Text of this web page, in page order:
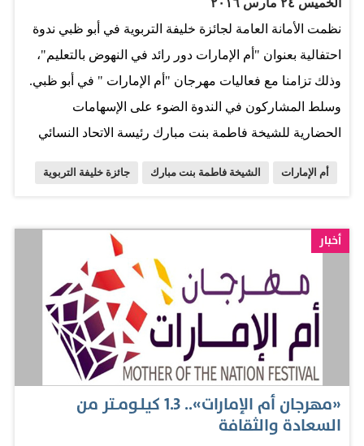
والأطفال»، والتي انطلقت في أبوظبي أمس. واستقطب
الاجتماع الذي يقام على مدى يومين ويستضيفه المجلس
الأعلى للأمومة والطفولة وترأسه سمو الأميرة سارة زيد
رئيس «حركة كل امرأة وكل طفل في كل مكان»، مشاركة
70 ممثلاً من 32 مؤسسة ومنظمة محلية وعالمية.…
الخميس ٢٤ مارس ٢٠١٦
نظمت الأمانة العامة لجائزة خليفة التربوية في أبو ظبي ندوة
احتفالية بعنوان "أم الإمارات دور رائد في النهوض بالتعليم"،
وذلك تزامنا مع فعاليات مهرجان "أم الإمارات " في أبو ظبي.
وسلط المشاركون في الندوة الضوء على الإسهامات
الحضارية للشيخة فاطمة بنت مبارك رئيسة الاتحاد النسائي
أبواب التعليم والعمل ورعاية أسرتها وبناء الأجيال. ودعا
المشاركون في الندوة المؤسسات التعليمية وكذلك مؤسسات
التنشئة الاجتماعية والأسر وكل الفعاليات المجتمعية لترسيخ
هذا الدور لدى النشء من البنين والبنات وتعريفهم بالإسهامات
الحضارية الرائدة التي سجلتها "أم الإمارات" في هذا الصدد.
المصدر: صحيفة الوطن
أم الإمارات الشيخة فاطمة بنت مبارك جائزة خليفة التربوية
أخبار
«مهرجان أم الإمارات».. 1.3 كيلـومــتر من
السعادة والثقافة